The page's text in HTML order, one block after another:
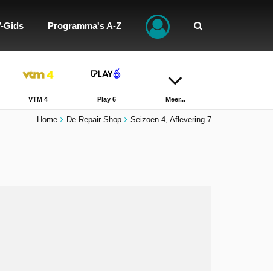
Gids Programma's A-Z
VTM 4 Play 6 Meer...
Home De Repair Shop Seizoen 4, Aflevering 7